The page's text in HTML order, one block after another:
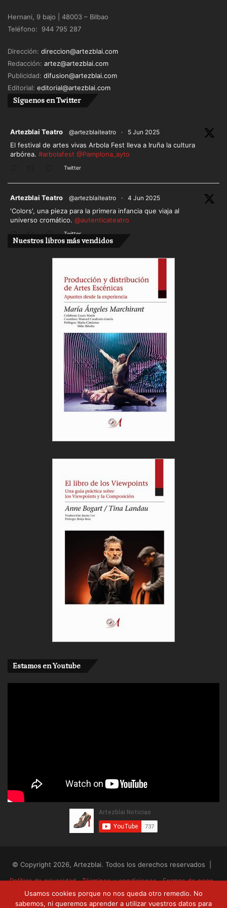
Hernani, 9 bajo | 48003 – Bilbao
Teléfono: 944 795 287
Dirección: direccion@artezblai.com
Redacción: artez@artezblai.com
Publicidad: difusion@artezblai.com
Editorial: editorial@artezblai.com
Síguenos en Twitter
Artezblai Teatro @artezblaiteatro · 5 Jun 2025
El festival de artes vivas Arbola Fest lleva a Iruña la cultura
arbórea. #arbolafest @Pamplona_ayto
Twitter
Artezblai Teatro @artezblaiteatro · 4 Jun 2025
'Colors', una pieza para la primera infancia que viaja al
universo cromático. @autenticateatro
Twitter
Cargar más
Nuestros libros más vendidos
Estamos en Youtube
© Copyright 2026, Artezblai. Todos los derechos reservados |
Política de privacidad
Términos y condiciones
Formas de pago
Envíos y devoluciones
Usamos cookies porque no nos queda otro remedio. No
sabemos, ni queremos aprender a utilizar vuestros datos para